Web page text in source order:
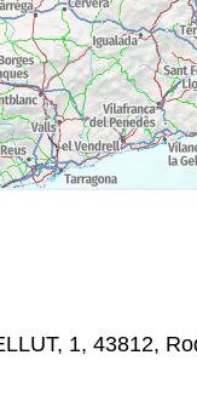
1, 43812,